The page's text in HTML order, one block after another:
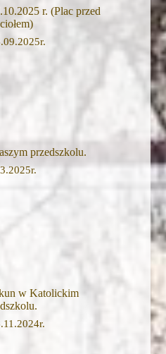
r. (Plac przed
przedszkolu.
w Katolickim